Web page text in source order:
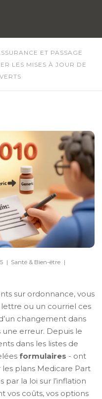
ET PASSAGE
LES MISES À JOUR DE
| Santé & Bien-être |
sur ordonnance, vous
ou un courriel ces
changement dans
une erreur. Depuis le
dans les listes de
formulaires - ont
plans Medicare Part
par la loi sur l’inflation
vos coûts, vos options